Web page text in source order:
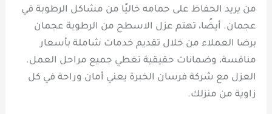
من يريد الحفاظ على حمامه خاليًا من مشاكل الرطوبة في
عجمان. أيضًا، تهتم عزل الاسطح من الرطوبة عجمان
برضا العملاء من خلال تقديم خدمات شاملة بأسعار
منافسة، وضمانات حقيقية تغطي جميع مراحل العمل.
العزل مع شركة فرسان الخبرة يعني أمان وراحة في كل
زاوية من منزلك.